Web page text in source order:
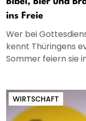
ins Freie
Wer bei
kennt Thüringens
Sommer feiern sie
WIRTSCHAFT